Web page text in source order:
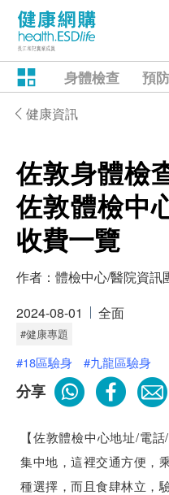
身體檢查 預
健康資訊
佐敦身體檢
佐敦體檢中
收費一覽
作者： 體檢中心/醫院資訊
2024-08-01
全面
#健康專題
#18區驗身 #九龍區驗身
分享
【佐敦體檢中心地址/電
集中地，這裡交通方便，
種選擇，而且食肆林立，